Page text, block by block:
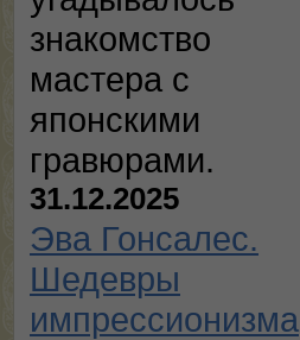
знакомство
мастера с
японскими
гравюрами.
31.12.2025
Эва Гонсалес.
Шедевры
импрессионизма